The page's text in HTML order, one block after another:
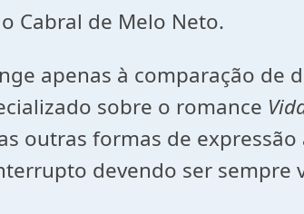
Cabral de Melo Neto.
apenas à comparação de
sobre o romance
outras formas de
devendo ser sempre